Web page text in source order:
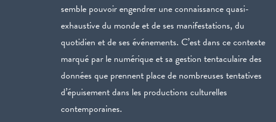
semble pouvoir engendrer une connaissance quasi-
exhaustive du monde et de ses manifestations, du
quotidien et de ses événements. C’est dans ce contexte
marqué par le numérique et sa gestion tentaculaire des
données que prennent place de nombreuses tentatives
d’épuisement dans les productions culturelles
contemporaines.